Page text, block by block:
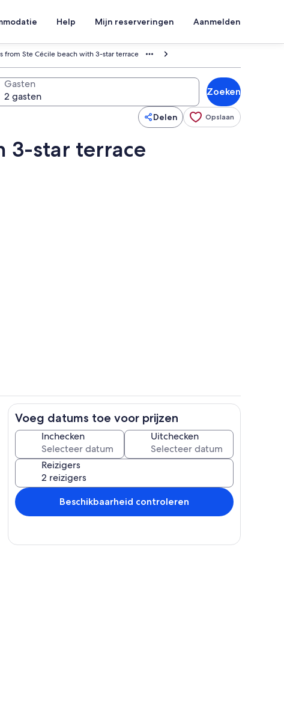
Help Mijn reserveringen Aanmelden
from Ste Cécile beach with 3-star terrace
Gasten
Zoeken
Delen Opslaan
3-star terrace
Kamer
Voeg datums toe voor prijzen
Inchecken Uitchecken
Reizigers
Beschikbaarheid controleren